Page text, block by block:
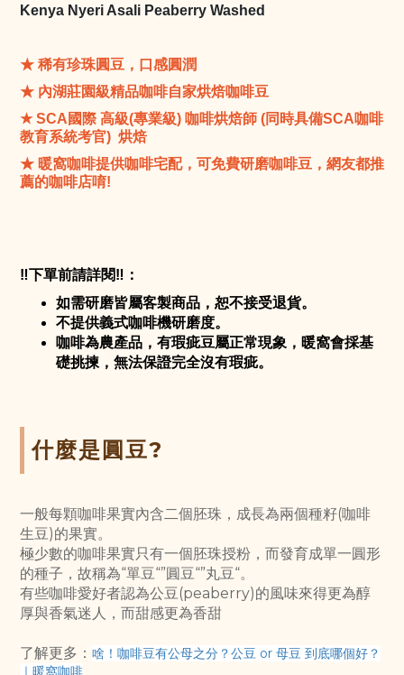
Kenya Nyeri Asali Peaberry Washed
★ 稀有珍珠圓豆，口感圓潤
★ 內湖莊園級精品咖啡自家烘焙咖啡豆
★SCA 國際 高級(專業級) 咖啡烘焙師 (同時具備SCA咖啡
教育系統考官) 烘焙
★ 暖窩咖啡提供咖啡宅配，可免費研磨咖啡豆，網友都推
薦的咖啡店唷!
‼️下單前請詳閱‼️ ：
如需研磨皆屬客製商品，恕不接受退貨。
不提供義式咖啡機研磨度。
咖啡為農產品，有瑕疵豆屬正常現象，暖窩會採基
礎挑揀，無法保證完全沒有瑕疵。
什麼是圓豆?
一般每顆咖啡果實內含二個胚珠，成長為兩個種籽(咖啡
生豆)的果實。
極少數的咖啡果實只有一個胚珠授粉，而發育成單一圓形
的種子，故稱為“單豆“”圓豆“”丸豆“。
有些咖啡愛好者認為公豆(peaberry)的風味來得更為醇
厚與香氣迷人，而甜感更為香甜
了解更多： 啥！咖啡豆有公母之分？公豆 or 母豆 到底哪個好？
｜暖窩咖啡